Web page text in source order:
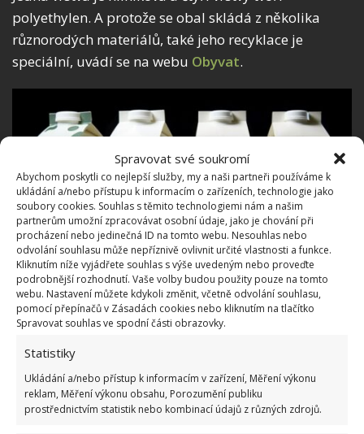
Spravovat své soukromí
Abychom poskytli co nejlepší služby, my a naši partneři používáme k
ukládání a/nebo přístupu k informacím o zařízeních, technologie jako
soubory cookies. Souhlas s těmito technologiemi nám a našim
partnerům umožní zpracovávat osobní údaje, jako je chování při
procházení nebo jedinečná ID na tomto webu. Nesouhlas nebo
odvolání souhlasu může nepříznivě ovlivnit určité vlastnosti a funkce.
Kliknutím níže vyjádřete souhlas s výše uvedeným nebo proveďte
podrobnější rozhodnutí. Vaše volby budou použity pouze na tomto
webu. Nastavení můžete kdykoli změnit, včetně odvolání souhlasu,
pomocí přepínačů v Zásadách cookies nebo kliknutím na tlačítko
Spravovat souhlas ve spodní části obrazovky.
Statistiky
Ukládání a/nebo přístup k informacím v zařízení, Měření výkonu
reklam, Měření výkonu obsahu, Porozumění publiku
prostřednictvím statistik nebo kombinací údajů z různých zdrojů.
polyethylen. A protože se obal skládá z několika
různorodých materiálů, také jeho recyklace je
speciální, uvádí se na webu Obyvat.
Fotografie: Freepik
Je-li ve vaší lokalitě umístěn oranžový kontejner,
určený na nápojové kartony, pak odkládejte krabice
pak můžete krabiceházet jak do modrých
popelnic na papír, tak do žlutýchurčených na